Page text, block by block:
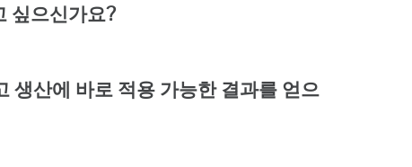
싶으신가요?
생산에 바로 적용 가능한 결과를 얻으